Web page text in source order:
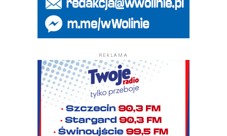
REKLAMA